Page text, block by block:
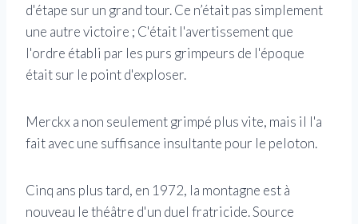
d'étape sur un grand tour. Ce n’était pas simplement
une autre victoire ; C'était l'avertissement que
l'ordre établi par les purs grimpeurs de l'époque
était sur le point d'exploser.
Merckx a non seulement grimpé plus vite, mais il l'a
fait avec une suffisance insultante pour le peloton.
Cinq ans plus tard, en 1972, la montagne est à
nouveau le théâtre d'un duel fratricide. Source